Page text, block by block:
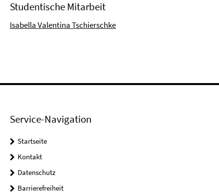
Studentische Mitarbeit
Isabella Valentina Tschierschke
Service-Navigation
Startseite
Kontakt
Datenschutz
Barrierefreiheit